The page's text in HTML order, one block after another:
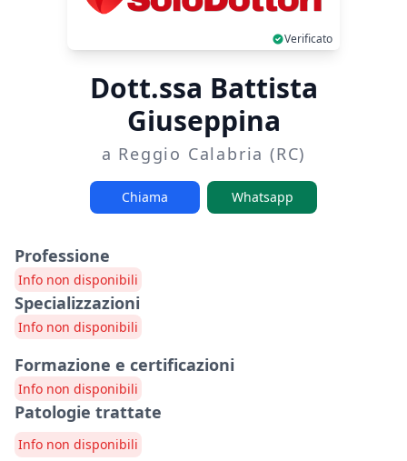
Verificato
Dott.ssa Battista
Giuseppina
a Reggio Calabria (RC)
Chiama Whatsapp
Professione
Info non disponibili
Specializzazioni
Info non disponibili
Formazione e certificazioni
Info non disponibili
Patologie trattate
Info non disponibili